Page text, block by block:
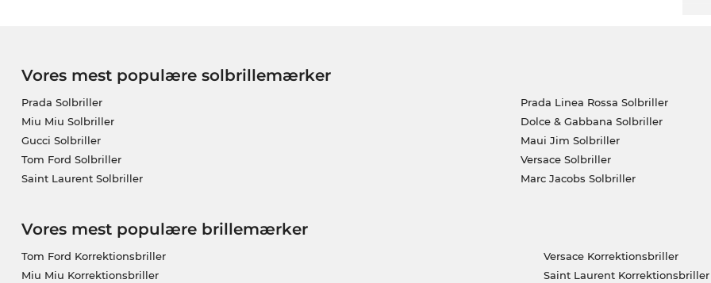
Vores mest populære solbrillemærker
Prada Solbriller
Miu Miu Solbriller
Gucci Solbriller
Tom Ford Solbriller
Saint Laurent Solbriller
Prada Linea Rossa Solbriller
Dolce & Gabbana Solbriller
Maui Jim Solbriller
Versace Solbriller
Marc Jacobs Solbriller
Vores mest populære brillemærker
Tom Ford Korrektionsbriller
Miu Miu Korrektionsbriller
Versace Korrektionsbriller
Saint Laurent Korrektionsbriller